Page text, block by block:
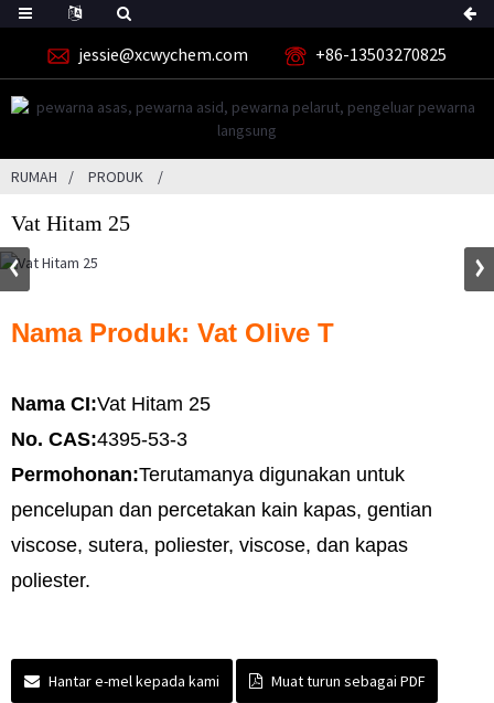
jessie@xcwychem.com +86-13503270825
RUMAH PRODUK
Vat Hitam 25
Nama Produk: Vat Olive T
Nama CI:Vat Hitam 25
No. CAS:4395-53-3
Permohonan:Terutamanya digunakan untuk
pencelupan dan percetakan kain kapas, gentian
viscose, sutera, poliester, viscose, dan kapas
poliester.
Hantar e-mel kepada kami Muat turun sebagai PDF